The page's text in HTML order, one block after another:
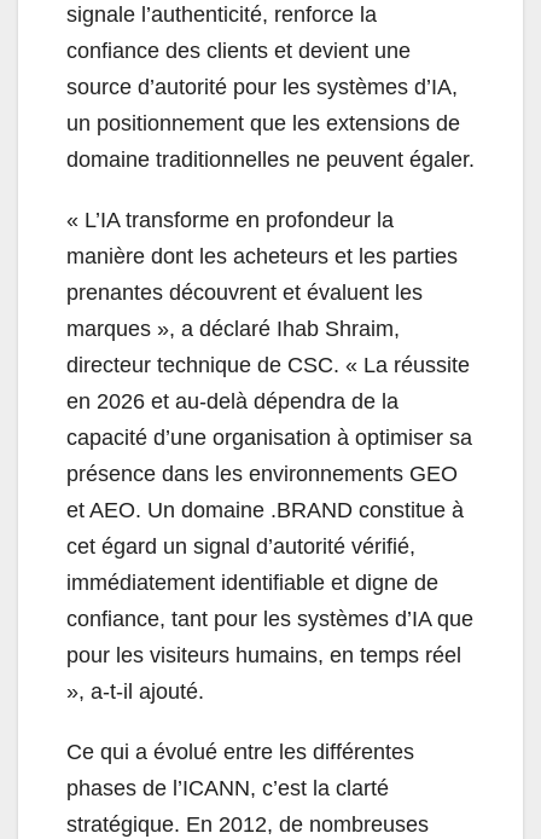
signale l’authenticité, renforce la
confiance des clients et devient une
source d’autorité pour les systèmes d’IA,
un positionnement que les extensions de
domaine traditionnelles ne peuvent égaler.
« L’IA transforme en profondeur la
manière dont les acheteurs et les parties
prenantes découvrent et évaluent les
marques », a déclaré Ihab Shraim,
directeur technique de CSC. « La réussite
en 2026 et au-delà dépendra de la
capacité d’une organisation à optimiser sa
présence dans les environnements GEO
et AEO. Un domaine .BRAND constitue à
cet égard un signal d’autorité vérifié,
immédiatement identifiable et digne de
confiance, tant pour les systèmes d’IA que
pour les visiteurs humains, en temps réel
», a-t-il ajouté.
Ce qui a évolué entre les différentes
phases de l’ICANN, c’est la clarté
stratégique. En 2012, de nombreuses